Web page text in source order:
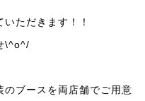
ただきます！！
\^o^/
ブースを両店舗でご用意